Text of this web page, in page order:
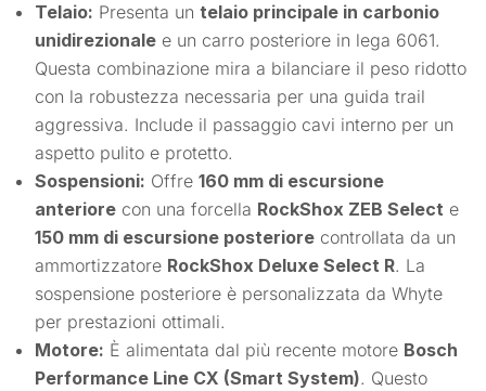
Telaio: Presenta untelaio principale in carbonio
unidirezionale e un carro posteriore in lega 6061.
Questa combinazione mira a bilanciare il peso ridotto
con la robustezza necessaria per una guida trail
aggressiva. Include il passaggio cavi interno per un
aspetto pulito e protetto.
Sospensioni: Offre160 mm di escursione
anteriore con una forcella RockShox ZEB Select e
150 mm di escursione posteriore controllata da un
ammortizzatore RockShox Deluxe Select R. La
sospensione posteriore è personalizzata da Whyte
per prestazioni ottimali.
Motore: È alimentata dal più recente motore Bosch
Performance Line CX (Smart System). Questo